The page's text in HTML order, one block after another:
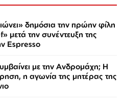
δημόσια την πρώην φίλη
μετά την συνέντευξη της
Espresso
με την Ανδρομάχη; Η
η αγωνία της μητέρας της